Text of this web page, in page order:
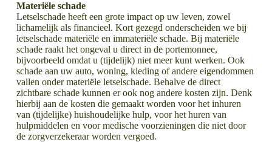
Materiële schade
Letselschade heeft een grote impact op uw leven, zowel
lichamelijk als financieel. Kort gezegd onderscheiden we bij
letselschade materiële en immateriële schade. Bij materiële
schade raakt het ongeval u direct in de portemonnee,
bijvoorbeeld omdat u (tijdelijk) niet meer kunt werken. Ook
schade aan uw auto, woning, kleding of andere eigendommen
vallen onder materiële letselschade. Behalve de direct
zichtbare schade kunnen er ook nog andere kosten zijn. Denk
hierbij aan de kosten die gemaakt worden voor het inhuren
van (tijdelijke) huishoudelijke hulp, voor het huren van
hulpmiddelen en voor medische voorzieningen die niet door
de zorgverzekeraar worden vergoed.